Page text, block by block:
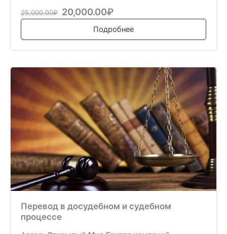
25,000.00₽ 20,000.00₽
Подробнее
Перевод в досудебном и судебном
процессе